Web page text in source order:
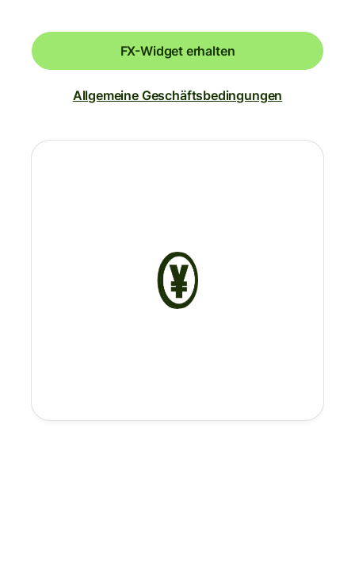
FX-Widget erhalten
Allgemeine Geschäftsbedingungen